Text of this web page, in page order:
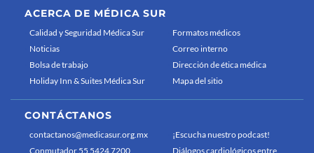
ACERCA DE MÉDICA SUR
Calidad y Seguridad Médica Sur
Noticias
Bolsa de trabajo
Holiday Inn & Suites Médica Sur
Formatos médicos
Correo interno
Dirección de ética médica
Mapa del sitio
CONTÁCTANOS
contactanos@medicasur.org.mx
Conmutador 55 5424 7200
¡Escucha nuestro podcast!
Diálogos cardiológicos entre